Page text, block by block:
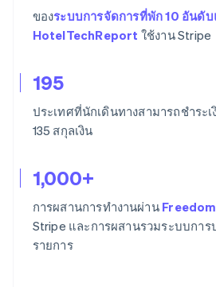
ของระบบการจัดการที่พัก 10 อันดั
HotelTechReport ใช้งาน Stripe
195
ประเทศที่นักเดินทางสามารถชำระ
135 สกุลเงิน
1,000+
การผสานการทำงานผ่าน
Stripe และการผสานรวมระบบการ
รายการ